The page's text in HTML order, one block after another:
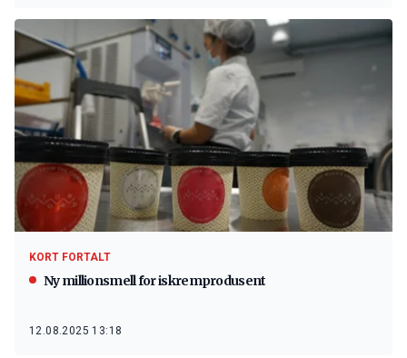
KORT FORTALT
Ny millionsmell for iskremprodusent
12.08.2025 13:18